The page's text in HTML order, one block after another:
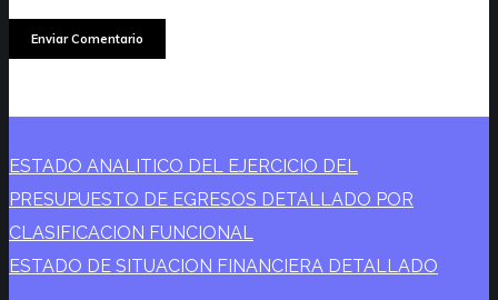
ESTADO ANALITICO DEL EJERCICIO DEL
PRESUPUESTO DE EGRESOS DETALLADO POR
CLASIFICACION FUNCIONAL
ESTADO DE SITUACION FINANCIERA DETALLADO